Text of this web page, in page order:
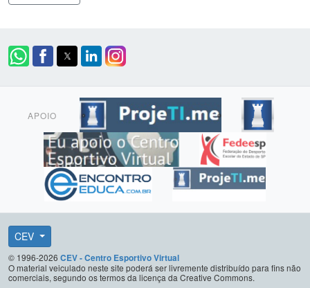
APOIO
CEV
© 1996-2026 CEV - Centro Esportivo Virtual
O material veiculado neste site poderá ser livremente distribuído para fins não
comerciais, segundo os termos da licença da Creative Commons.